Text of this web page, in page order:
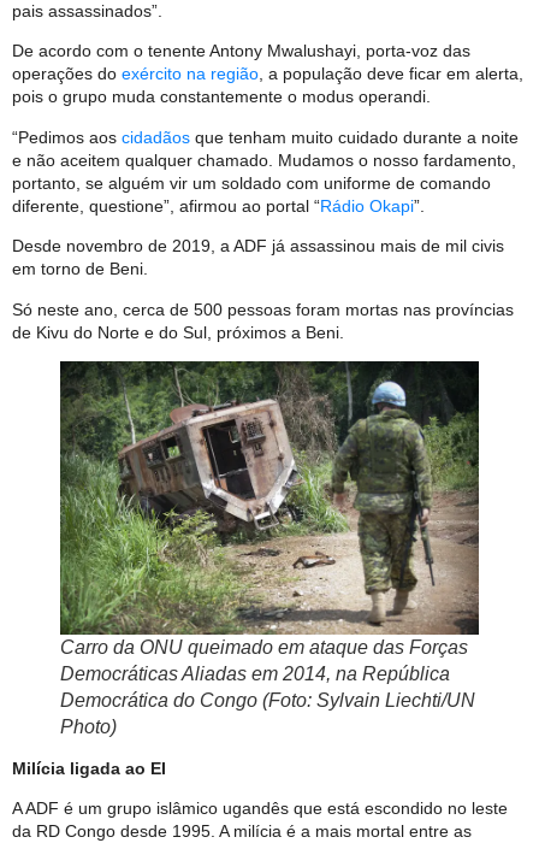
pais assassinados”.
De acordo com o tenente Antony Mwalushayi, porta-voz das
operações do exército na região, a população deve ficar em alerta,
pois o grupo muda constantemente o modus operandi.
“Pedimos aos cidadãos que tenham muito cuidado durante a noite
e não aceitem qualquer chamado. Mudamos o nosso fardamento,
portanto, se alguém vir um soldado com uniforme de comando
diferente, questione”, afirmou ao portal “Rádio Okapi”.
Desde novembro de 2019, a ADF já assassinou mais de mil civis
em torno de Beni.
Só neste ano, cerca de 500 pessoas foram mortas nas províncias
de Kivu do Norte e do Sul, próximos a Beni.
Carro da ONU queimado em ataque das Forças
Democráticas Aliadas em 2014, na República
Democrática do Congo (Foto: Sylvain Liechti/UN
Photo)
Milícia ligada ao EI
A ADF é um grupo islâmico ugandês que está escondido no leste
da RD Congo desde 1995. A milícia é a mais mortal entre as